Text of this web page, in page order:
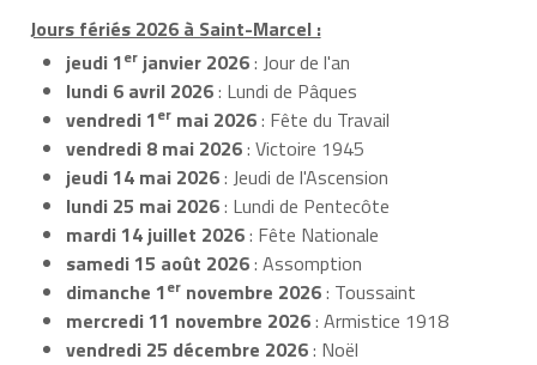
Jours fériés 2026 à Saint-Marcel :
jeudi 1er janvier 2026: Jour de l'an
lundi 6 avril 2026: Lundi de Pâques
vendredi 1er mai 2026: Fête du Travail
vendredi 8 mai 2026: Victoire 1945
jeudi 14 mai 2026: Jeudi de l'Ascension
lundi 25 mai 2026: Lundi de Pentecôte
mardi 14 juillet 2026: Fête Nationale
samedi 15 août 2026: Assomption
dimanche 1er novembre 2026: Toussaint
mercredi 11 novembre 2026: Armistice 1918
vendredi 25 décembre 2026: Noël